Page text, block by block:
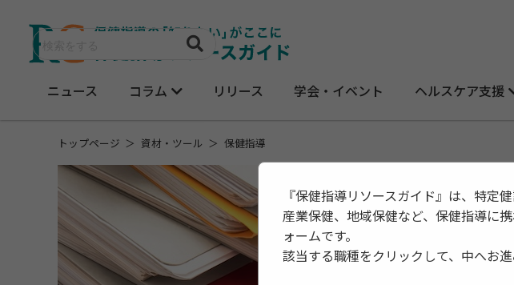
ニュース コラム リリース 学会・イベント ヘルスケア支援
トップページ 資材・ツール 保健指導
資
『保健指導リソースガイド』は、特定
産業保健、地域保健など、保健指導に
ォームです。
該当する職種をクリックして、中へお進